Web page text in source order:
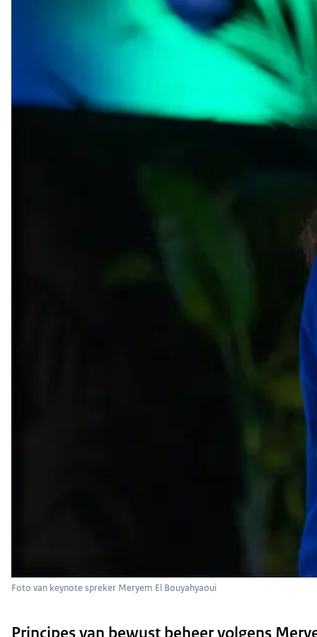
Foto van keynote spreker Meryem El Bouyahyaoui